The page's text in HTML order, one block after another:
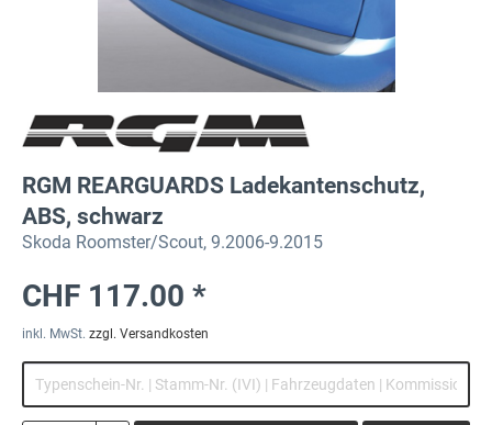
RGM REARGUARDS Ladekantenschutz,
ABS, schwarz
Skoda Roomster/Scout, 9.2006-9.2015
CHF 117.00 *
inkl. MwSt. zzgl. Versandkosten